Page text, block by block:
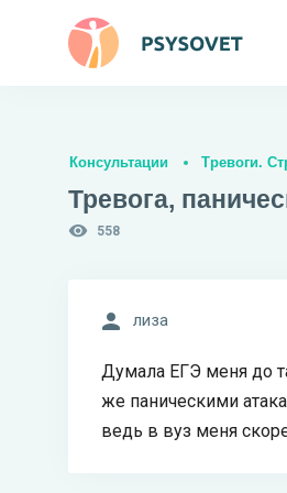
Консультации Тревоги.
Тревога,
558
лиза
Думала ЕГЭ меня до
же паническими
ведь в вуз меня